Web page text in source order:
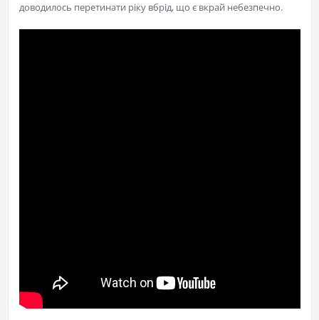
доводилось перетинати ріку вбрід, що є вкрай небезпечно.